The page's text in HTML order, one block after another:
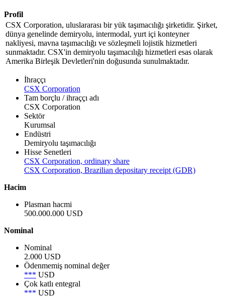
Profil
CSX Corporation, uluslararası bir yük taşımacılığı şirketidir. Şirket,
dünya genelinde demiryolu, intermodal, yurt içi konteyner
nakliyesi, mavna taşımacılığı ve sözleşmeli lojistik hizmetleri
sunmaktadır. CSX'in demiryolu taşımacılığı hizmetleri esas olarak
Amerika Birleşik Devletleri'nin doğusunda sunulmaktadır.
İhraççı
CSX Corporation
Tam borçlu / ihraççı adı
CSX Corporation
Sektör
Kurumsal
Endüstri
Demiryolu taşımacılığı
Hisse Senetleri
CSX Corporation, ordinary share
CSX Corporation, Brazilian depositary receipt (GDR)
Hacim
Plasman hacmi
500.000.000 USD
Nominal
Nominal
2.000 USD
Ödenmemiş nominal değer
*** USD
Çok katlı entegral
*** USD